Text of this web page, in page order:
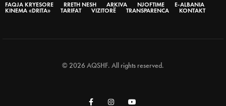
FAQJA KRYESORE RRETH NESH ARKIVA NJOFTIME
E-ALBANIA
KINEMA «DRITA»
TARIFAT VIZITORË TRANSPARENCA KONTAKT
© 2026 AQSHF. All rights reserved.